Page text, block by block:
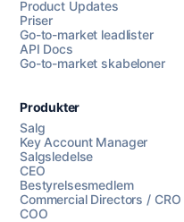
Product Updates
Priser
Go-to-market leadlister
API Docs
Go-to-market skabeloner
Produkter
Salg
Key Account Manager
Salgsledelse
CEO
Bestyrelsesmedlem
Commercial Directors / CRO
COO